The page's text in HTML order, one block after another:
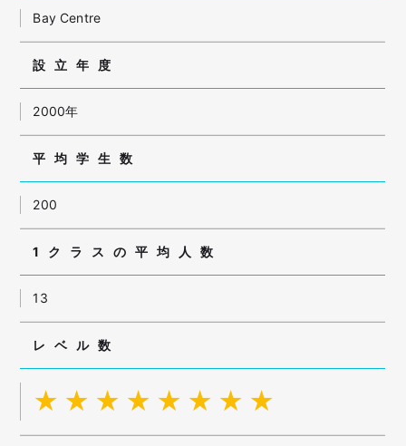
Bay Centre
設立年度
2000年
平均学生数
200
1クラスの平均人数
13
レベル数
★★★★★★★★